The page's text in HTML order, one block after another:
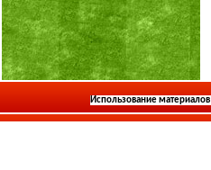
Использование материалов